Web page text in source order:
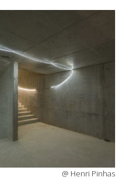
@ Henri Pinhas